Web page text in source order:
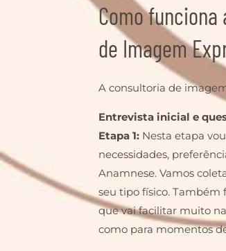
Como funciona
de Imagem
A consultoria de
Entrevista inicial e
Etapa 1: Nesta etapa
necessidades,
Anamnese. Vamos
seu tipo físico. Também
que vai facilitar muito
como para momentos